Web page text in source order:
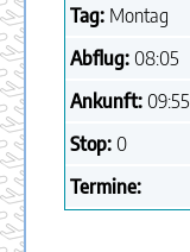
Tag: Montag
Abflug: 08:05
Ankunft: 09:55
Stop: 0
Termine: